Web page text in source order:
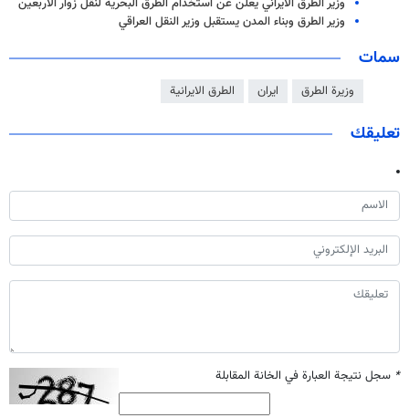
وزير الطرق الايراني يعلن عن استخدام الطرق البحرية لنقل زوار الأربعين
وزير الطرق وبناء المدن يستقبل وزير النقل العراقي
سمات
وزيرة الطرق ايران الطرق الايرانية
تعليقك
* سجل نتيجة العبارة في الخانة المقابلة